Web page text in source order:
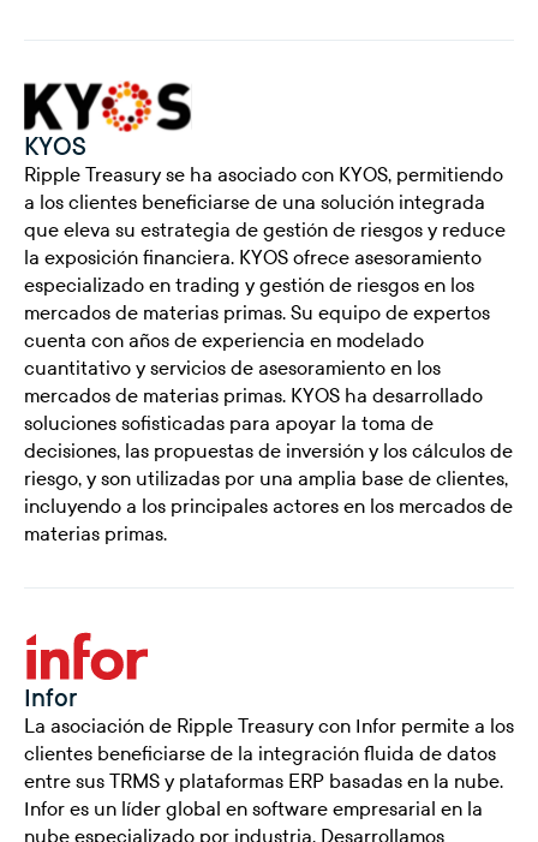
KYOS
Ripple Treasury se ha asociado con KYOS, permitiendo
a los clientes beneficiarse de una solución integrada
que eleva su estrategia de gestión de riesgos y reduce
la exposición financiera. KYOS ofrece asesoramiento
especializado en trading y gestión de riesgos en los
mercados de materias primas. Su equipo de expertos
cuenta con años de experiencia en modelado
cuantitativo y servicios de asesoramiento en los
mercados de materias primas. KYOS ha desarrollado
soluciones sofisticadas para apoyar la toma de
decisiones, las propuestas de inversión y los cálculos de
riesgo, y son utilizadas por una amplia base de clientes,
incluyendo a los principales actores en los mercados de
materias primas.
Infor
La asociación de Ripple Treasury con Infor permite a los
clientes beneficiarse de la integración fluida de datos
entre sus TRMS y plataformas ERP basadas en la nube.
Infor es un líder global en software empresarial en la
nube especializado por industria. Desarrollamos